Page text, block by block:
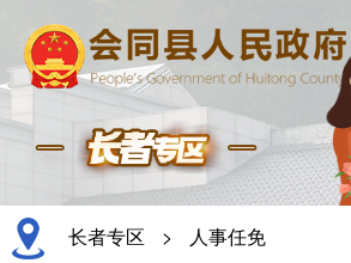
长者专区 > 人事任免